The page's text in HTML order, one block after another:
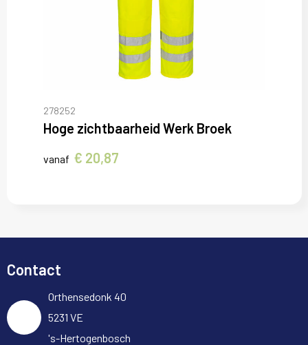
278252
Hoge zichtbaarheid Werk Broek
vanaf € 20,87
Contact
Orthensedonk 40
5231 VE
's-Hertogenbosch